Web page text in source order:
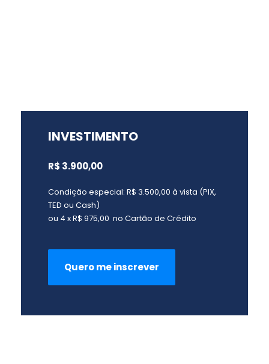
INVESTIMENTO
R$ 3.900,00
Condição especial: R$ 3.500,00 à vista (PIX,
TED ou Cash)
ou 4 x R$ 975,00 no Cartão de Crédito
Quero me inscrever